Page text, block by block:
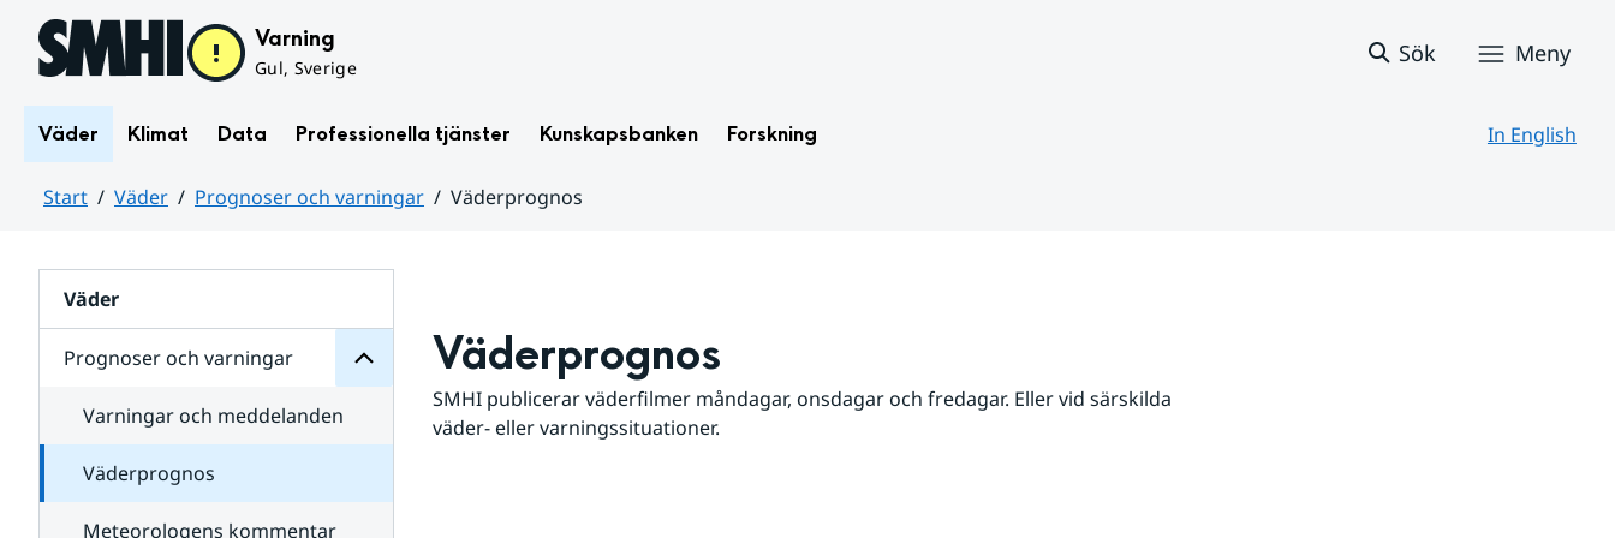
Hoppa till sidans innehåll Varning
Gul, Sverige
Sök Meny
Väder Klimat Data Professionella tjänster Kunskapsbanken Forskning In English
Start Väder Prognoser och varningar
Väderprognos
Väder
Prognoser och varningar
för
varningar
Varningar och meddelanden
Väderprognos
Meteorologens kommentar
Väderprognos
SMHI publicerar väderfilmer måndagar, onsdagar och fredagar. Eller vid särskilda
väder- eller varningssituationer.